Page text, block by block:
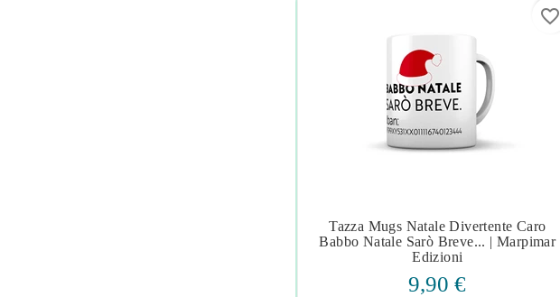
   
Tazza Mugs Natale Divertente Caro
Babbo Natale Sarò Breve... | Marpimar
Edizioni
9,90 €
favorite_border